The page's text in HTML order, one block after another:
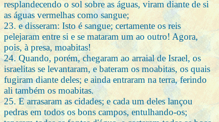
resplandecendo o sol sobre as águas, viram diante de si
as águas vermelhas como sangue;
23. e disseram: Isto é sangue; certamente os reis
pelejaram entre si e se mataram um ao outro! Agora,
pois, à presa, moabitas!
24. Quando, porém, chegaram ao arraial de Israel, os
israelitas se levantaram, e bateram os moabitas, os quais
fugiram diante deles; e ainda entraram na terra, ferindo
ali também os moabitas.
25. E arrasaram as cidades; e cada um deles lançou
pedras em todos os bons campos, entulhando-os;